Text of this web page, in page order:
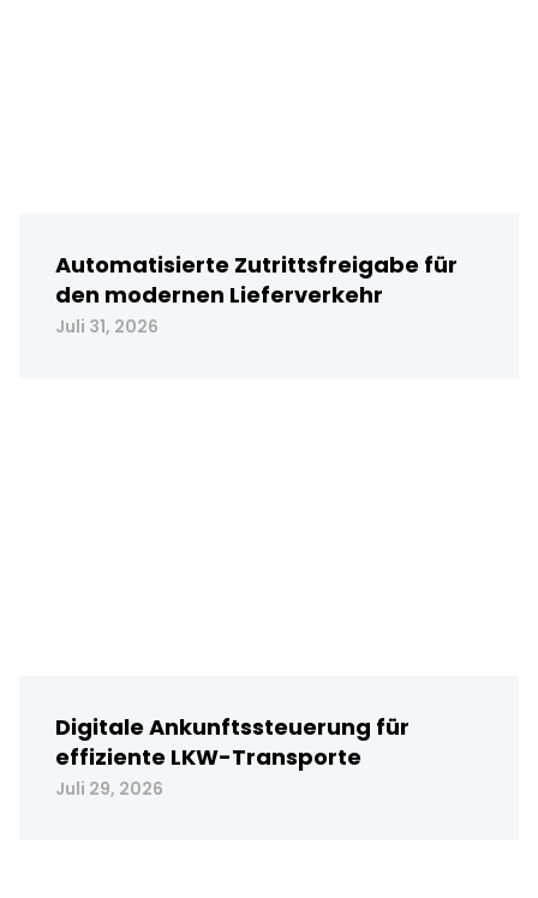
Automatisierte Zutrittsfreigabe für
den modernen Lieferverkehr
Juli 31, 2026
Digitale Ankunftssteuerung für
effiziente LKW-Transporte
Juli 29, 2026